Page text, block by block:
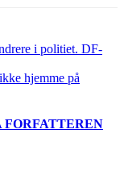
i politiet. DF-
hjemme på
FORFATTEREN